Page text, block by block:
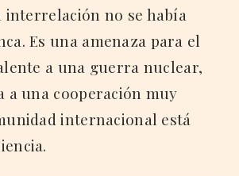
interrelación no se había
Es una amenaza para el
a una guerra nuclear,
a una cooperación muy
internacional está